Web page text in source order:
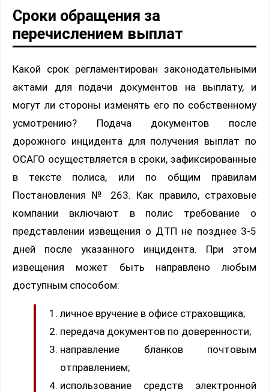
Сроки обращения за
перечислением выплат
Какой срок регламентирован законодательными
актами для подачи документов на выплату, и
могут ли стороны изменять его по собственному
усмотрению? Подача документов после
дорожного инцидента для получения выплат по
ОСАГО осуществляется в сроки, зафиксированные
в тексте полиса, или по общим правилам
Постановления № 263. Как правило, страховые
компании включают в полис требование о
представлении извещения о ДТП не позднее 3-5
дней после указанного инцидента. При этом
извещения может быть направлено любым
доступным способом:
личное вручение в офисе страховщика;
передача документов по доверенности;
направление бланков почтовым
отправлением;
использование средств электронной